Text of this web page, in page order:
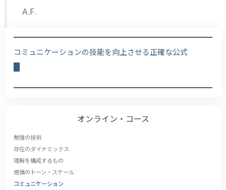
A.F.
コミュニケーションの技能を向上させる正確な公式
オンライン・コース
勉強の技術
存在のダイナミックス
理解を構成するもの
感情のトーン・スケール
コミュニケーション